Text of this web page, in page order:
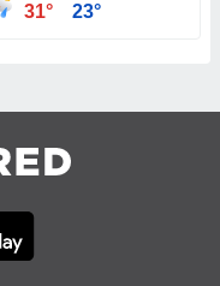
31° 23°